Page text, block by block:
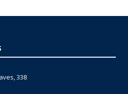
338